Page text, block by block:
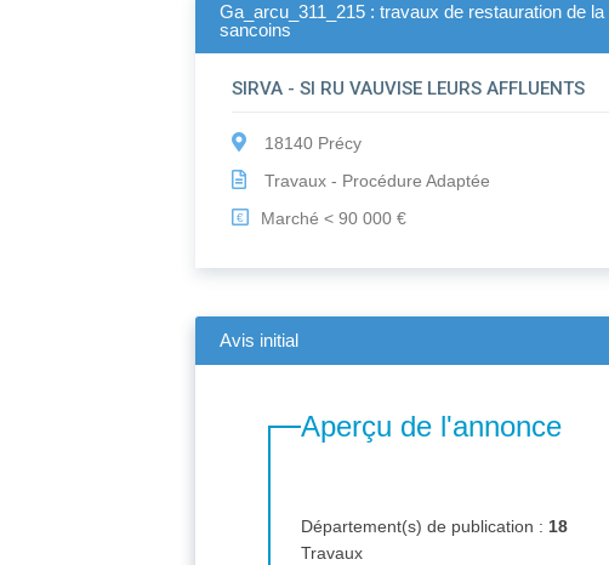
Ga_arcu_311_215 : travaux de restauration de
sancoins
SIRVA - SI RU VAUVISE LEURS AFFLUENTS
18140 Précy
Travaux - Procédure Adaptée
€ Marché < 90 000 €
Avis initial
Aperçu de l'annonce
Département(s) de publication :18
Travaux